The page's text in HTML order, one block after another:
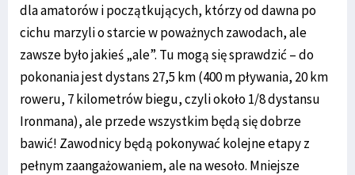
dla amatorów i początkujących, którzy od dawna po
cichu marzyli o starcie w poważnych zawodach, ale
zawsze było jakieś „ale”. Tu mogą się sprawdzić – do
pokonania jest dystans 27,5 km (400 m pływania, 20 km
roweru, 7 kilometrów biegu, czyli około 1/8 dystansu
Ironmana), ale przede wszystkim będą się dobrze
bawić! Zawodnicy będą pokonywać kolejne etapy z
pełnym zaangażowaniem, ale na wesoło. Mniejsze